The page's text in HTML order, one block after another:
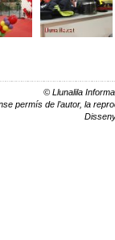
© Llunalila
permís de l’autor, la